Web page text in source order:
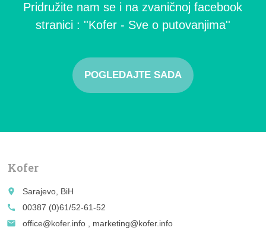
Pridružite nam se i na zvaničnoj facebook
stranici : ''Kofer - Sve o putovanjima''
POGLEDAJTE SADA
Kofer
place
Sarajevo, BiH
call
00387 (0)61/52-61-52
email
office@kofer.info , marketing@kofer.info